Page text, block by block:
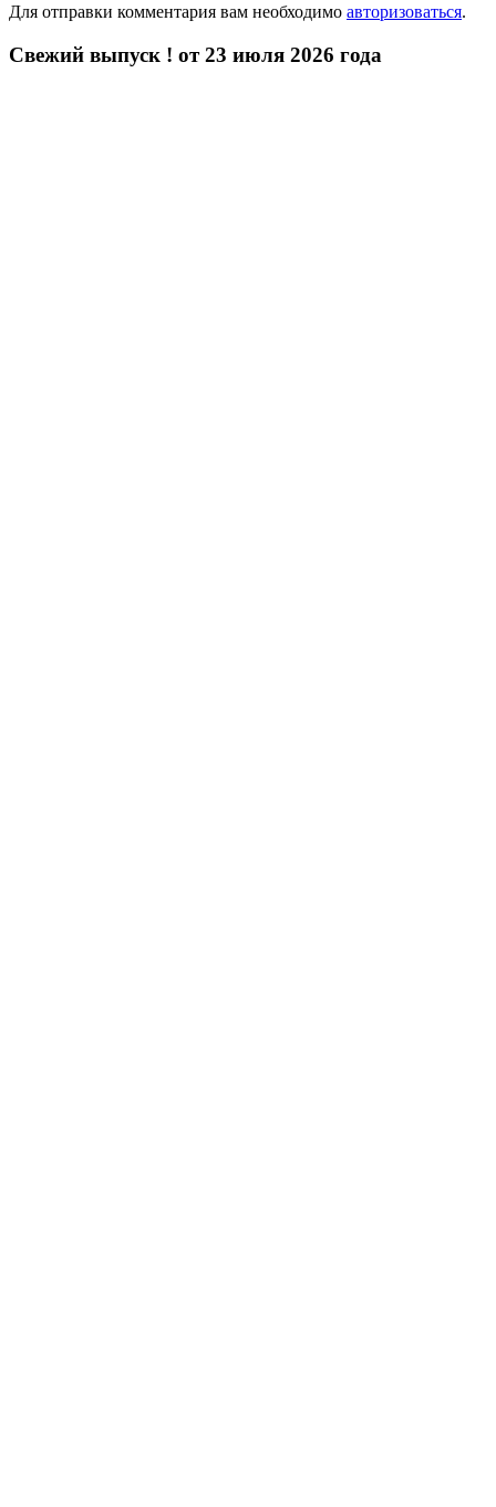
Для отправки комментария вам необходимо авторизоваться.
Свежий выпуск ! от 23 июля 2026 года